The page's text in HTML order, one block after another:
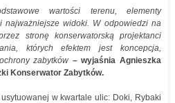
wartości terenu, elementy
najważniejsze widoki. W odpowiedzi na
stronę konserwatorską projektanci
których efektem jest koncepcja,
zabytków – wyjaśnia Agnieszka
Konserwator Zabytków.
w kwartale ulic: Doki, Rybaki